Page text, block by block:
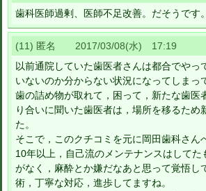
歯科医師過剰、医師不足改善。だそうです。
(11) 匿名 2017/03/08(水) 17:19
以前通院していた歯医者さんは都合でやっ
いないのか分からない状況になってしまっ
歯の詰め物が取れて，困って，新たな歯医
り合いに聞いた歯医者は，場所を移るため
た。
そこで，このクチコミを元に岡田歯科さん
10年以上，自己流のメンテナンスはしてた
がなく，麻酔とか嫌だなあと思って覚悟し
術，丁寧な対応，進歩してますね。